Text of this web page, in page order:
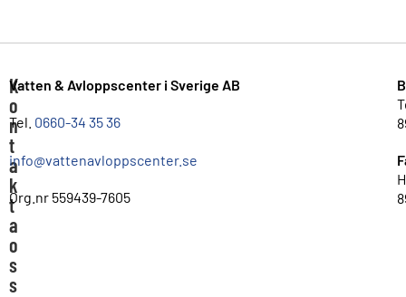
K
o
n
t
a
k
t
a
o
s
s
Vatten & Avloppscenter i Sverige AB
Tel. 0660-34 35 36
info@vattenavloppscenter.se
Org.nr 559439-7605